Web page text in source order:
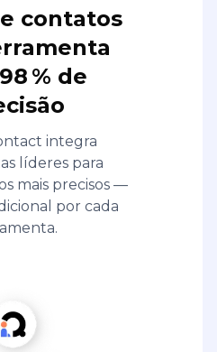
contatos
% de
integra
líderes para
mais precisos —
por cada